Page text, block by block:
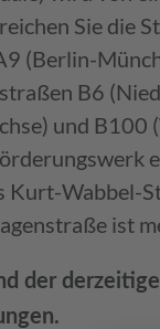
Sie die
(Berlin-
B6
und B100
Kurt-Wabbel-
ist
der